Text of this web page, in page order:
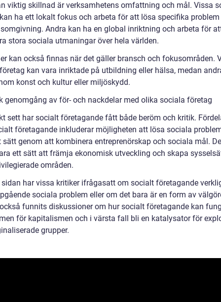
viktig skillnad är verksamhetens omfattning och mål. Vissa
ha ett lokalt fokus och arbeta för att lösa specifika
Andra kan ha en global inriktning och arbeta för
stora sociala utmaningar över hela världen.
kan också finnas när det gäller bransch och fokusområden.
kan vara inriktade på utbildning eller hälsa, medan
konst och kultur eller miljöskydd.
genomgång av för- och nackdelar med olika sociala företag
sett har socialt företagande fått både beröm och kritik.
företagande inkluderar möjligheten att lösa sociala
genom att kombinera entreprenörskap och sociala mål.
ett sätt att främja ekonomisk utveckling och skapa
områden.
sidan har vissa kritiker ifrågasatt om socialt företagande
sociala problem eller om det bara är en form av
funnits diskussioner om hur socialt företagande kan
för kapitalismen och i värsta fall bli en katalysator för
grupper.